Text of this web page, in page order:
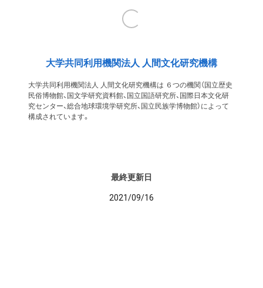
大学共同利用機関法人 人間文化研究機構
大学共同利用機関法人 人間文化研究機構は ６つの機関（国立歴史
民俗博物館、国文学研究資料館、国立国語研究所、国際日本文化研
究センター、総合地球環境学研究所、国立民族学博物館）によって
構成されています。
最終更新日
2021/09/16